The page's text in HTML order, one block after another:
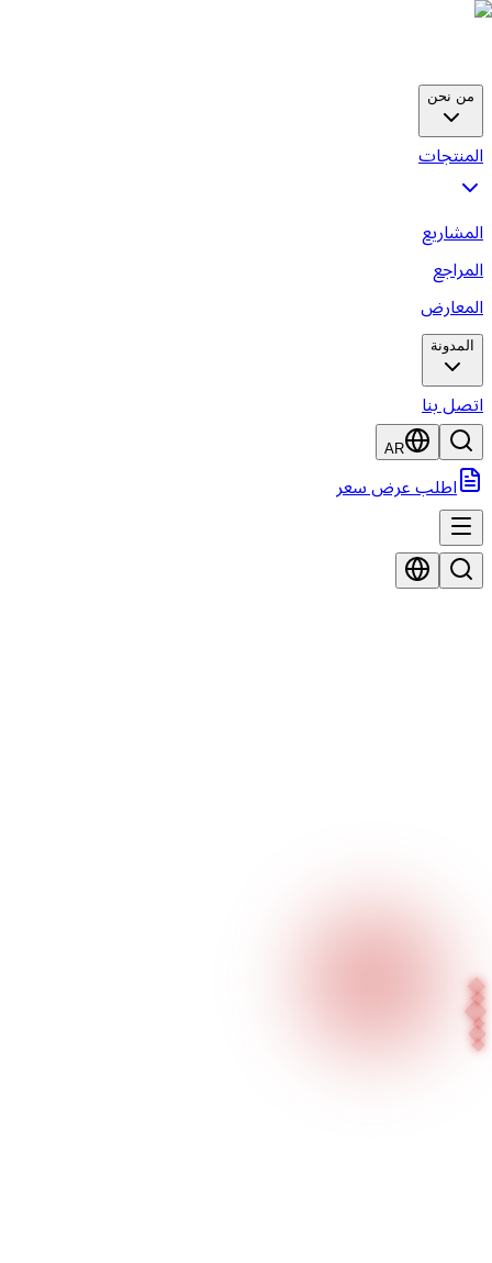
من نحن
المدونة
بنا
AR
اطلب عرض سعر